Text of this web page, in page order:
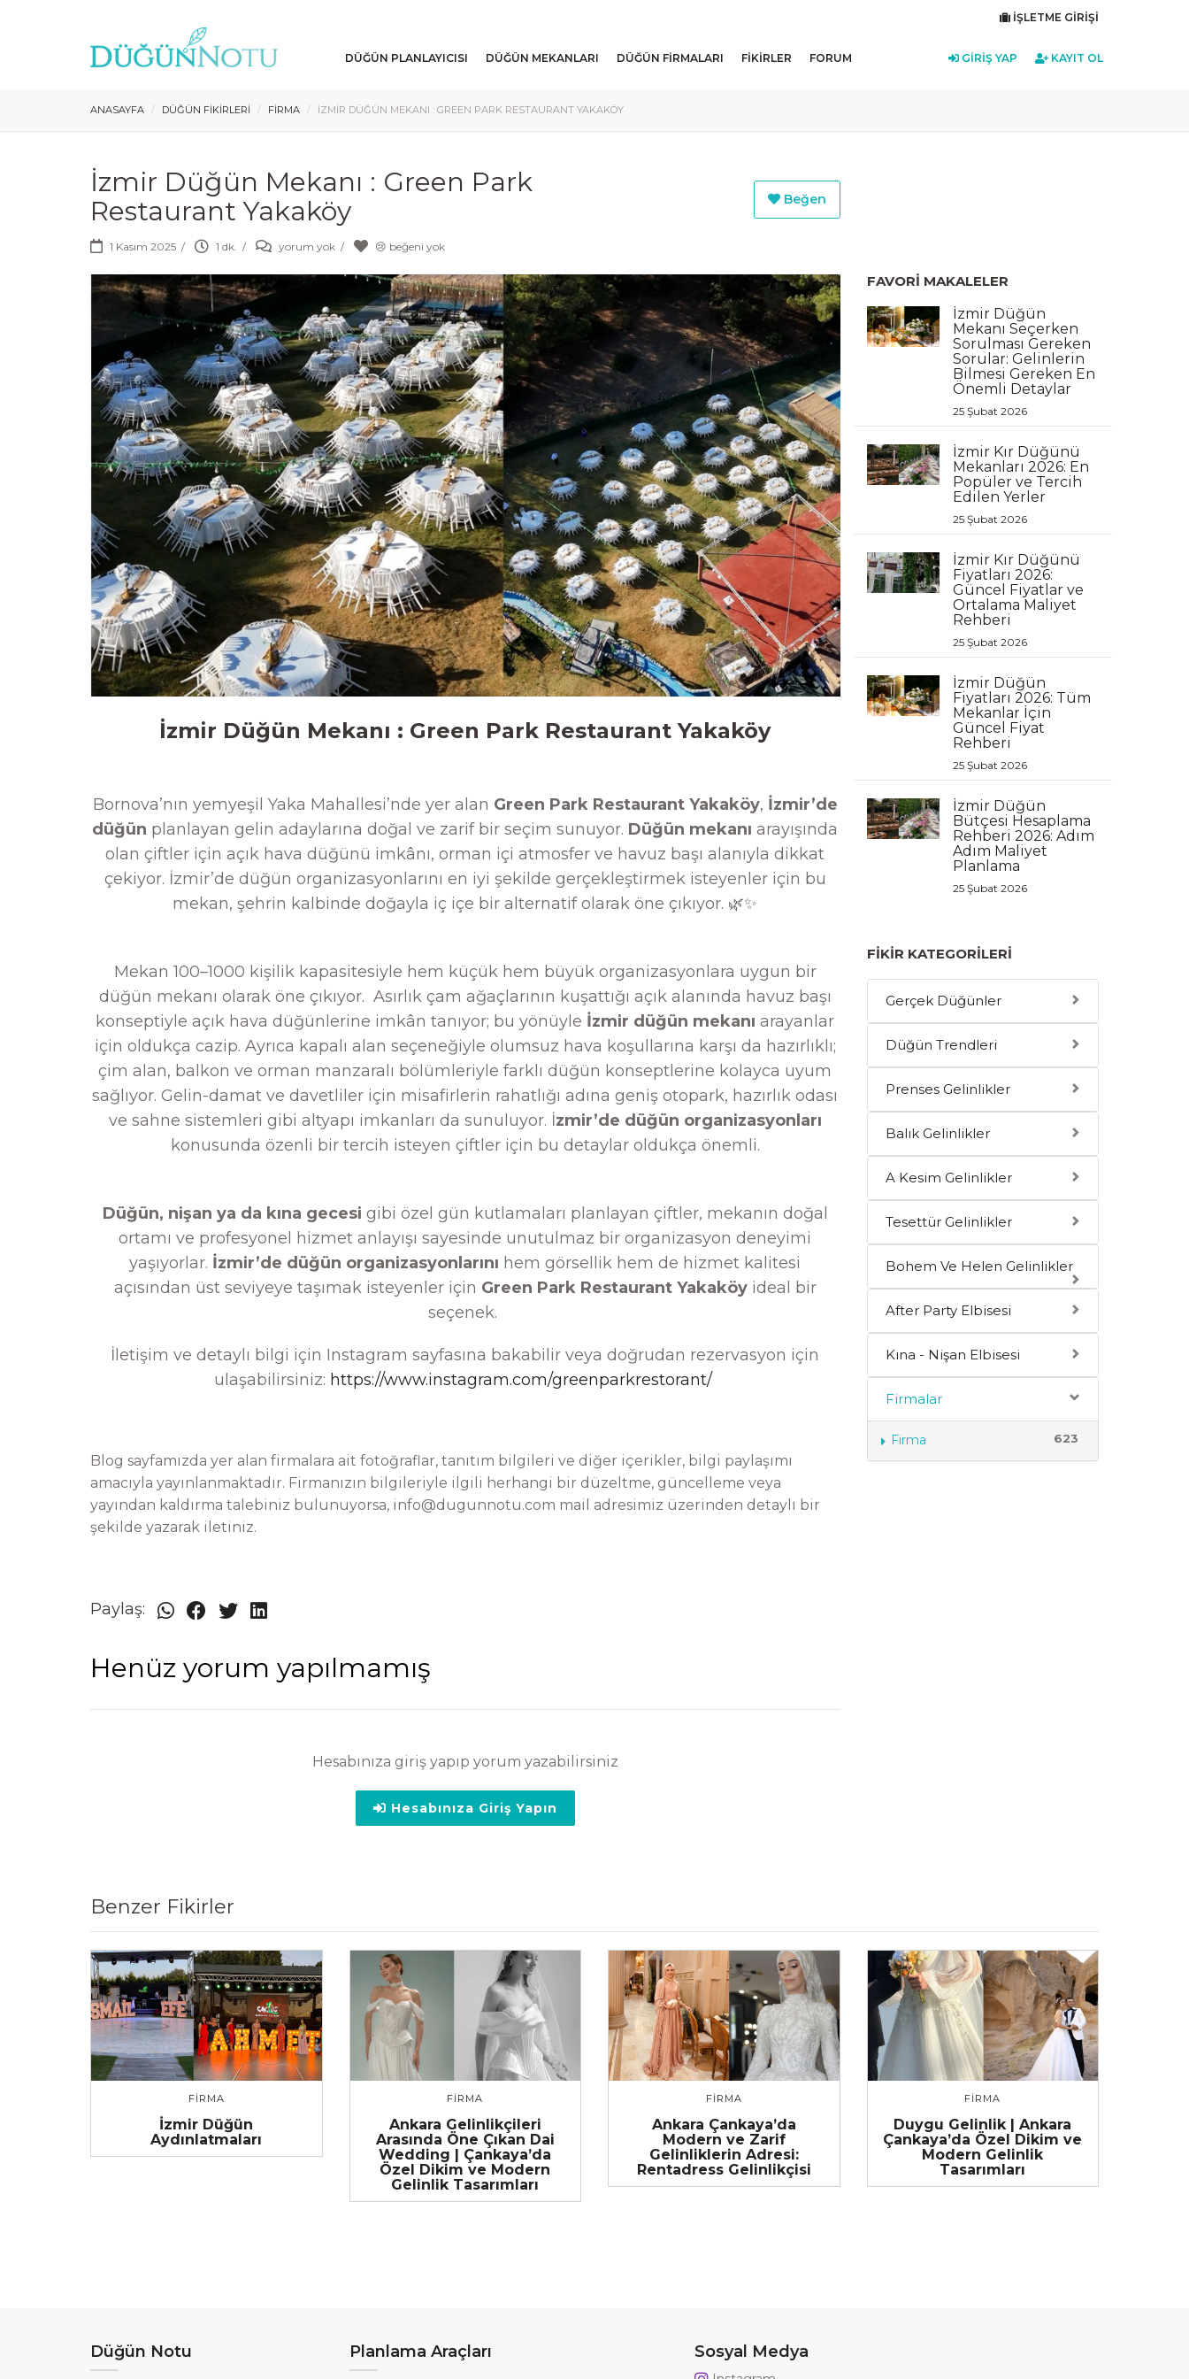
İŞLETME GIRIŞI
DÜĞÜN PLANLAYICISI DÜĞÜN MEKANLARI DÜĞÜN FIRMALARI FIKIRLER FORUM KAYIT OL
GIRIŞ YAP
ANASAYFA DÜĞÜN FIKIRLERI FIRMA İZMIR DÜĞÜN MEKANI : GREEN PARK RESTAURANT YAKAKÖY
İzmir Düğün Mekanı : Green Park
Restaurant Yakaköy
1 Kasım 2025 / 1 dk. / yorum yok / 😢 beğeni yok
Beğen
İzmir Düğün Mekanı : Green Park Restaurant Yakaköy
Bornova’nın yemyeşil Yaka Mahallesi’nde yer alan Green Park Restaurant Yakaköy, İzmir’de
düğün planlayan gelin adaylarına doğal ve zarif bir seçim sunuyor. Düğün mekanı arayışında
olan çiftler için açık hava düğünü imkânı, orman içi atmosfer ve havuz başı alanıyla dikkat
çekiyor. İzmir’de düğün organizasyonlarını en iyi şekilde gerçekleştirmek isteyenler için bu
mekan, şehrin kalbinde doğayla iç içe bir alternatif olarak öne çıkıyor. 🌿✨
Mekan 100–1000 kişilik kapasitesiyle hem küçük hem büyük organizasyonlara uygun bir
düğün mekanı olarak öne çıkıyor. Asırlık çam ağaçlarının kuşattığı açık alanında havuz başı
konseptiyle açık hava düğünlerine imkân tanıyor; bu yönüyle İzmir düğün mekanıarayanlar
için oldukça cazip. Ayrıca kapalı alan seçeneğiyle olumsuz hava koşullarına karşı da hazırlıklı;
çim alan, balkon ve orman manzaralı bölümleriyle farklı düğün konseptlerine kolayca uyum
sağlıyor. Gelin-damat ve davetliler için misafirlerin rahatlığı adına geniş otopark, hazırlık odası
ve sahne sistemleri gibi altyapı imkanları da sunuluyor. İzmir’de düğün organizasyonları
konusunda özenli bir tercih isteyen çiftler için bu detaylar oldukça önemli.
Düğün, nişan ya da kına gecesi gibi özel gün kutlamaları planlayan çiftler, mekanın doğal
ortamı ve profesyonel hizmet anlayışı sayesinde unutulmaz bir organizasyon deneyimi
yaşıyorlar. İzmir’de düğün organizasyonlarını hem görsellik hem de hizmet kalitesi
açısından üst seviyeye taşımak isteyenler için Green Park Restaurant Yakaköyideal bir
seçenek.
İletişim ve detaylı bilgi için Instagram sayfasına bakabilir veya doğrudan rezervasyon için
ulaşabilirsiniz: https://www.instagram.com/greenparkrestorant/
Blog sayfamızda yer alan firmalara ait fotoğraflar, tanıtım bilgileri ve diğer içerikler, bilgi paylaşımı
amacıyla yayınlanmaktadır. Firmanızın bilgileriyle ilgili herhangi bir düzeltme, güncelleme veya
yayından kaldırma talebiniz bulunuyorsa, info@dugunnotu.com mail adresimiz üzerinden detaylı bir
şekilde yazarak iletiniz.
Paylaş:
Henüz yorum yapılmamış
Hesabınıza giriş yapıp yorum yazabilirsiniz
Hesabınıza Giriş Yapın
FAVORI MAKALELER
İzmir Düğün
Mekanı Seçerken
Sorulması Gereken
Sorular: Gelinlerin
Bilmesi Gereken En
Önemli Detaylar
25 Şubat 2026
İzmir Kır Düğünü
Mekanları 2026: En
Popüler ve Tercih
Edilen Yerler
25 Şubat 2026
İzmir Kır Düğünü
Fiyatları 2026:
Güncel Fiyatlar ve
Ortalama Maliyet
Rehberi
25 Şubat 2026
İzmir Düğün
Fiyatları 2026: Tüm
Mekanlar İçin
Güncel Fiyat
Rehberi
25 Şubat 2026
İzmir Düğün
Bütçesi Hesaplama
Rehberi 2026: Adım
Adım Maliyet
Planlama
25 Şubat 2026
FIKIR KATEGORILERI
Gerçek Düğünler
Düğün Trendleri
Prenses Gelinlikler
Balık Gelinlikler
A Kesim Gelinlikler
Tesettür Gelinlikler
Bohem Ve Helen Gelinlikler
After Party Elbisesi
Kına - Nişan Elbisesi
Firmalar
623
Firma
Benzer Fikirler
FIRMA
İzmir Düğün
Aydınlatmaları
FIRMA
Ankara Gelinlikçileri
Arasında Öne Çıkan Dai
Wedding | Çankaya’da
Özel Dikim ve Modern
Gelinlik Tasarımları
FIRMA
Ankara Çankaya’da
Modern ve Zarif
Gelinliklerin Adresi:
Rentadress Gelinlikçisi
FIRMA
Duygu Gelinlik | Ankara
Çankaya’da Özel Dikim ve
Modern Gelinlik
Tasarımları
Düğün Notu Planlama Araçları Sosyal Medya